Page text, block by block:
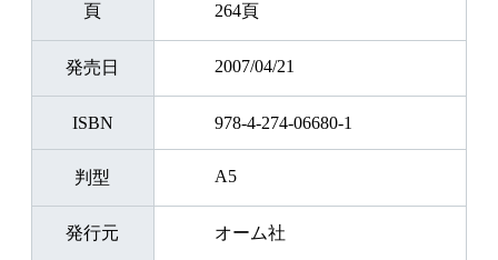
頁 264頁
発売日 2007/04/21
ISBN 978-4-274-06680-1
判型 A5
発行元 オーム社